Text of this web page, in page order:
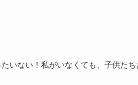
いない！私がいなくても、子供たち